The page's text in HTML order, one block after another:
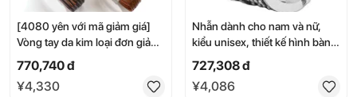
[4080 yên với mã giảm giá]
Vòng tay da kim loại đơn giản
cho nam và nữ, kiểu dáng
mảnh mai, nhiều lớp, chất liệu
dạng ống, thích hợp làm trang
770,740 đ
¥4,330
Nhẫn dành cho nam và nữ,
kiểu unisex, thiết kế hình bàn
tính, phong cách retro,
vintage, cổ điển, độc đáo, thời
trang, bằng đồng, mạ điện,
727,308 đ
¥4,086